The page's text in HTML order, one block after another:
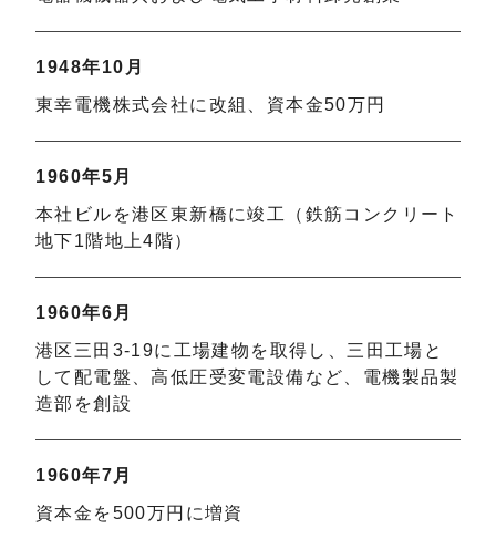
1948年10月
東幸電機株式会社に改組、資本金50万円
1960年5月
本社ビルを港区東新橋に竣工（鉄筋コンクリート
地下1階地上4階）
1960年6月
港区三田3-19に工場建物を取得し、三田工場と
して配電盤、高低圧受変電設備など、電機製品製
造部を創設
1960年7月
資本金を500万円に増資